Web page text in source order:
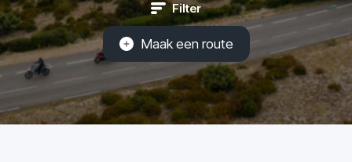
Filter
Maak een route